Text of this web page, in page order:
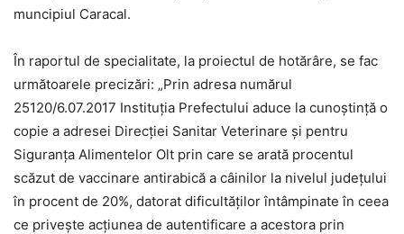
muncipiul Caracal.
În raportul de specialitate, la proiectul de hotărâre, se fac
următoarele precizări: „Prin adresa numărul
25120/6.07.2017 Instituţia Prefectului aduce la cunoştinţă o
copie a adresei Direcţiei Sanitar Veterinare şi pentru
Siguranţa Alimentelor Olt prin care se arată procentul
scăzut de vaccinare antirabică a câinilor la nivelul judeţului
în procent de 20%, datorat dificultăţilor întâmpinate în ceea
ce priveşte acţiunea de autentificare a acestora prin